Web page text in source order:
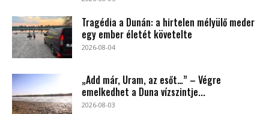
Tragédia a Dunán: a hirtelen mélyülő meder
egy ember életét követelte
2026-08-04
„Add már, Uram, az esőt…” – Végre
emelkedhet a Duna vízszintje...
2026-08-03